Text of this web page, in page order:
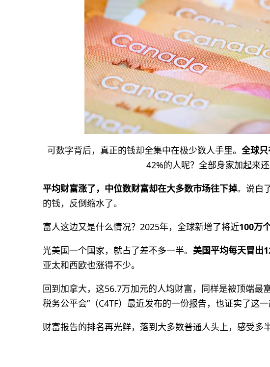
可数字背后，真正的钱却全集中在极少数人手里。 全球
42%的人呢？全部身家加起来还
平均财富涨了，中位数财富却在大多数市场往下掉。说白
的钱，反倒缩水了。
富人这边又是什么情况？2025年，全球新增了将近100万
光美国一个国家，就占了差不多一半。 美国平均每天冒出
亚太和西欧也涨得不少。
回到加拿大，这56.7万加元的人均财富，同样是被顶端最
税务公平会”（C4TF）最近发布的一份报告，也证实了这一
财富报告的排名再光鲜，落到大多数普通人头上，感受多